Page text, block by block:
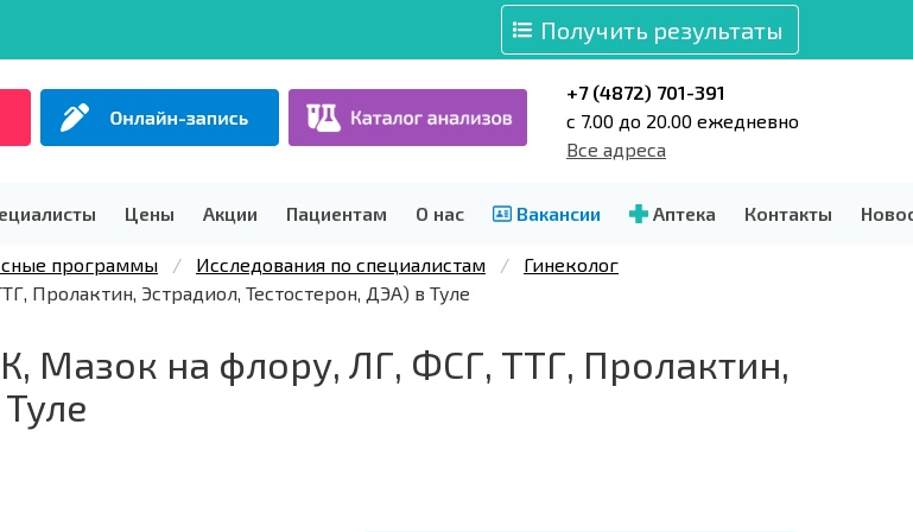
Получить результаты
+7 (4872) 701-391
c 7.00 до 20.00 ежедневно
Все адреса
Цены Акции Пациентам О нас Вакансии Аптека Контакты
программы Исследования по специалистам
Гинеколог
Пролактин, Эстрадиол, Тестостерон, ДЭА) в Туле
Мазок на флору, ЛГ, ФСГ, ТТГ, Пролактин,